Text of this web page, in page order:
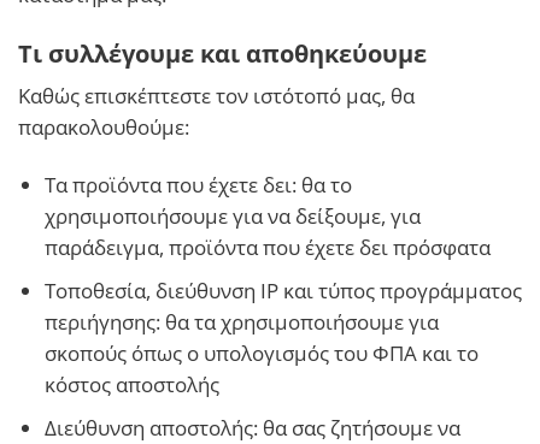
Τι συλλέγουμε και αποθηκεύουμε
Καθώς επισκέπτεστε τον ιστότοπό μας, θα
παρακολουθούμε:
Τα προϊόντα που έχετε δει: θα το
χρησιμοποιήσουμε για να δείξουμε, για
παράδειγμα, προϊόντα που έχετε δει πρόσφατα
Τοποθεσία, διεύθυνση IP και τύπος προγράμματος
περιήγησης: θα τα χρησιμοποιήσουμε για
σκοπούς όπως ο υπολογισμός του ΦΠΑ και το
κόστος αποστολής
Διεύθυνση αποστολής: θα σας ζητήσουμε να